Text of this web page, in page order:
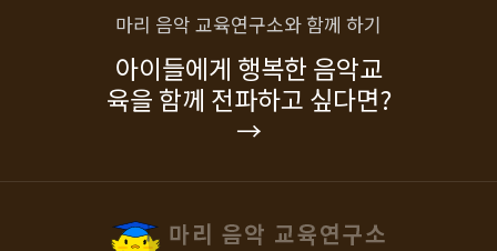
마리 음악 교육연구소와 함께 하기
아이들에게 행복한 음악교
육을 함께 전파하고 싶다면?
→